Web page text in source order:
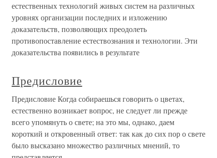
естественных технологий живых систем на различных
уровнях организации последних и изложению
доказательств, позволяющих преодолеть
противопоставление естествознания и технологии. Эти
доказательства появились в результате
Предисловие
Предисловие Когда собираешься говорить о цветах,
естественно возникает вопрос, не следует ли прежде
всего упомянуть о свете; на это мы, однако, даем
короткий и откровенный ответ: так как до сих пор о свете
было высказано множество различных мнений, то